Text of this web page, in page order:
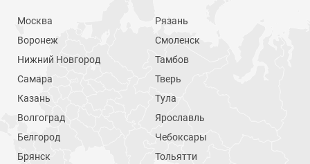
Москва
Воронеж
Нижний Новгород
Самара
Казань
Волгоград
Белгород
Брянск
Рязань
Смоленск
Тамбов
Тверь
Тула
Ярославль
Чебоксары
Тольятти